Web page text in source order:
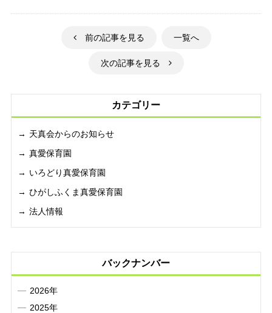
前の記事を見る 一覧へ
次の記事を見る
カテゴリー
天真会からのお知らせ
真愛保育園
いろどり真愛保育園
ひがしふくま真愛保育園
法人情報
バックナンバー
2026年
2025年